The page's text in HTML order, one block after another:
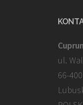
ul.
66-